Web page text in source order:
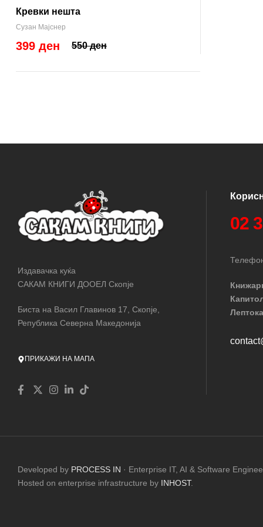
Кревки нешта
Сузан Мајснер
550 ден
399 ден
Издавачка куќа
САКАМ КНИГИ ДООЕЛ Скопје
Биста на Васил Главинов 17, Скопје,
Република Северна Македонија
ПРИКАЖИ НА МАПА
02
Developed by PROCESS IN · Enterprise IT, AI & Software
Hosted on enterprise infrastructure by INHOST.